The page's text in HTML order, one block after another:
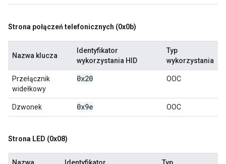
Strona połączeń telefonicznych (0x0b)
Nazwa klucza
Identyfikator
wykorzystania HID
Typ
wykorzystania
Przełącznik
widełkowy
0x20 OOC
Dzwonek 0x9e OOC
Strona LED (0x08)